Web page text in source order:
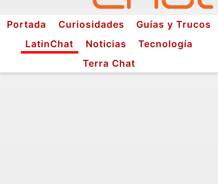
Portada Curiosidades
Guías y Trucos
LatinChat
Noticias
Tecnología
Terra Chat